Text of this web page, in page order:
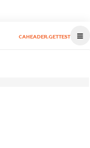
CAHEADER.GETTEST